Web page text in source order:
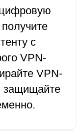
цифровую
с
VPN-
VPN-
защищайте